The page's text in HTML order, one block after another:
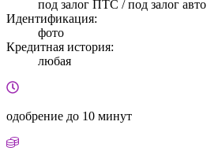
под залог ПТС / под залог авто
Идентификация:
фото
Кредитная история:
любая
одобрение до 10 минут